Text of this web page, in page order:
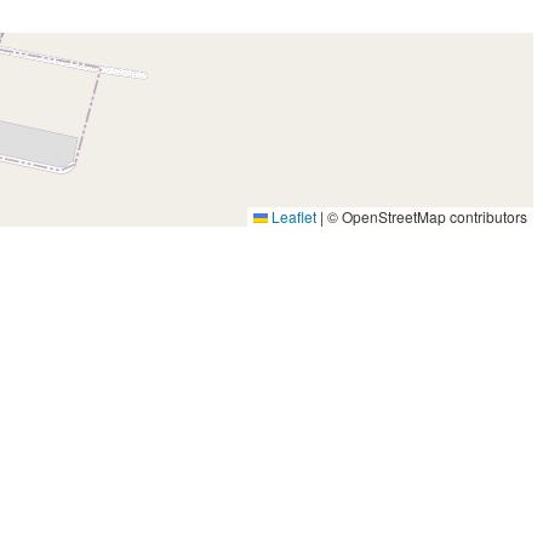
Leaflet | © OpenStreetMap contributors